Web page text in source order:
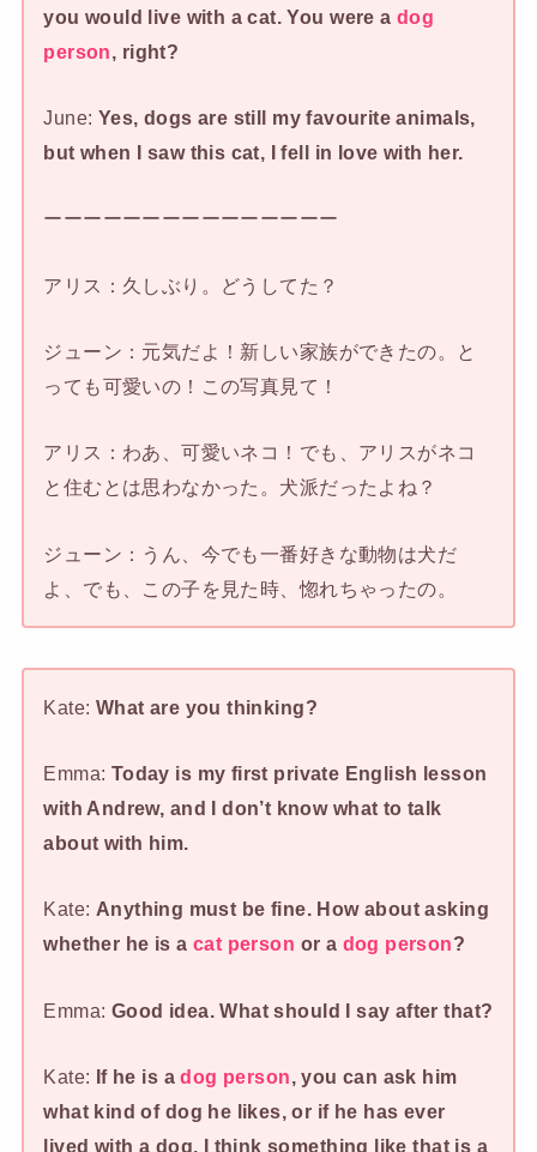
you would live with a cat. You were adog
person, right?
June: Yes, dogs are still my favourite animals,
but when I saw this cat, I fell in love with her.
ーーーーーーーーーーーーーーー
アリス：久しぶり。どうしてた？
ジューン：元気だよ！新しい家族ができたの。と
っても可愛いの！この写真見て！
アリス：わあ、可愛いネコ！でも、アリスがネコ
と住むとは思わなかった。犬派だったよね？
ジューン：うん、今でも一番好きな動物は犬だ
よ、でも、この子を見た時、惚れちゃったの。
Kate: What are you thinking?
Emma: Today is my first private English lesson
with Andrew, and I don’t know what to talk
about with him.
Kate: Anything must be fine. How about asking
whether he is a cat person or a dog person?
Emma: Good idea. What should I say after that?
Kate: If he is adog person, you can ask him
what kind of dog he likes, or if he has ever
lived with a dog. I think something like that is a